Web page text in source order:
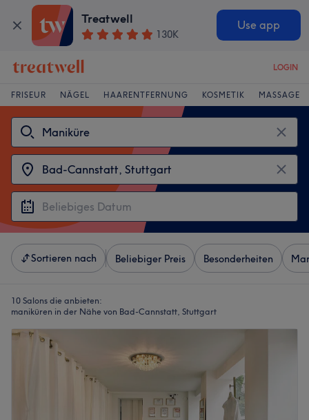
Treatwell
130K
Use app
LOGIN
FRISEUR NÄGEL HAARENTFERNUNG KOSMETIK MASSAGE
Sortieren nach Beliebiger Preis Besonderheiten
10 Salons die anbieten:
maniküren in der Nähe von Bad-Cannstatt, Stuttgart